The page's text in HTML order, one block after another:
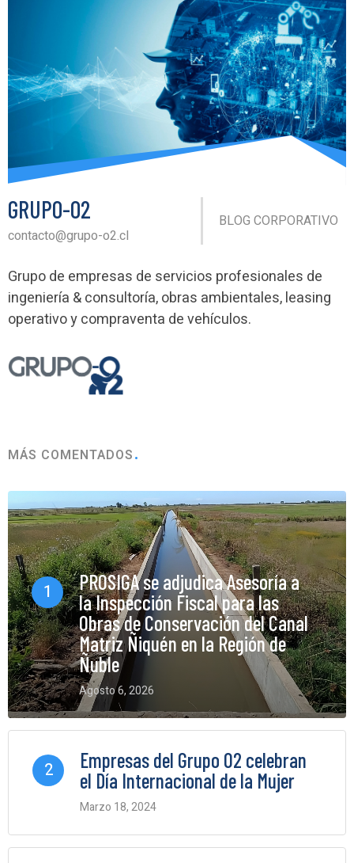
GRUPO-O2
contacto@grupo-o2.cl
BLOG CORPORATIVO
Grupo de empresas de servicios profesionales de
ingeniería & consultoría, obras ambientales, leasing
operativo y compraventa de vehículos.
MÁS COMENTADOS
1
PROSIGA se adjudica Asesoría a
la Inspección Fiscal para las
Obras de Conservación del Canal
Matriz Ñiquén en la Región de
Ñuble
Agosto 6, 2026
0 Comments
2
Empresas del Grupo O2 celebran
el Día Internacional de la Mujer
Marzo 18, 2024